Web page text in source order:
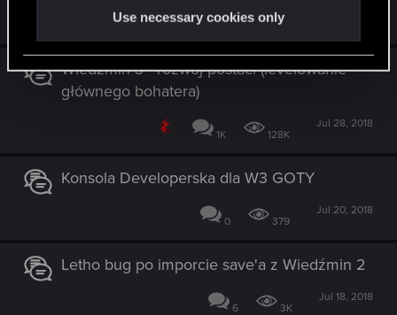
Use necessary cookies only
2 1K
Wiedźmin 3 - rozwój postaci (levelowanie
głównego bohatera)
1K 128K
Jul 28, 2018
Konsola Developerska dla W3 GOTY
0 379
Jul 20, 2018
Letho bug po imporcie save'a z Wiedźmin 2
6 3K
Jul 18, 2018